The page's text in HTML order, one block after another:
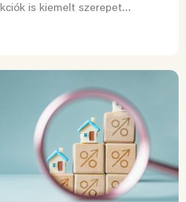
is kiemelt szerepet…